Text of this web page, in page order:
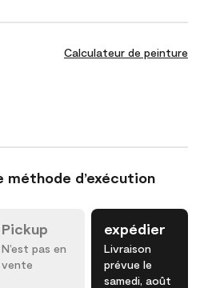
Calculateur de peinture
méthode d’exécution
Pickup
N’est pas en
vente
expédier
Livraison
prévue le
samedi, août